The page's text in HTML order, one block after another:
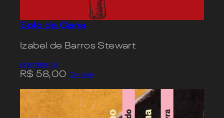
Solo da Cana
Izabel de Barros Stewart
dramaturgia
R$ 58,00 Comprar